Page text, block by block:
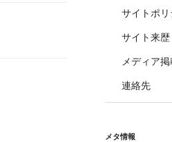
サイトポリ
サイト来歴
メディア
連絡先
メタ情報